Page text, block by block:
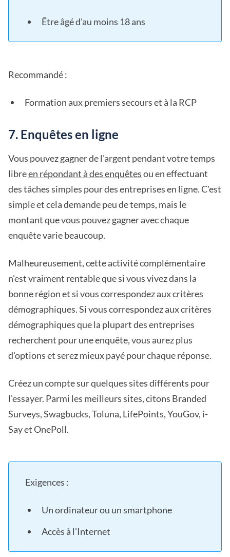
Être âgé d'au moins 18 ans
Recommandé :
Formation aux premiers secours et à la RCP
7. Enquêtes en ligne
Vous pouvez gagner de l'argent pendant votre temps
libreen répondant à des enquêtesou en effectuant
des tâches simples pour des entreprises en ligne. C'est
simple et cela demande peu de temps, mais le
montant que vous pouvez gagner avec chaque
enquête varie beaucoup.
Malheureusement, cette activité complémentaire
n'est vraiment rentable que si vous vivez dans la
bonne région et si vous correspondez aux critères
démographiques. Si vous correspondez aux critères
démographiques que la plupart des entreprises
recherchent pour une enquête, vous aurez plus
d'options et serez mieux payé pour chaque réponse.
Créez un compte sur quelques sites différents pour
l'essayer. Parmi les meilleurs sites, citons Branded
Surveys, Swagbucks, Toluna, LifePoints, YouGov, i-
Say et OnePoll.
Exigences :
Un ordinateur ou un smartphone
Accès à l'Internet